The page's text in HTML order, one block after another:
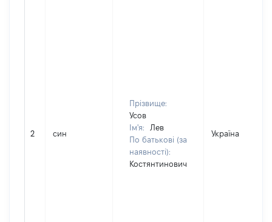
2 син
Прізвище:
Усов
Ім'я:
Лев
По батькові (за
наявності):
Костянтинович
Україна